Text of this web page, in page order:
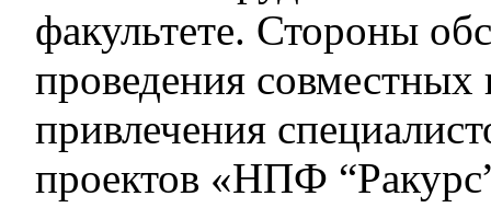
факультете. Стороны
проведения совместных
привлечения
проектов «НПФ